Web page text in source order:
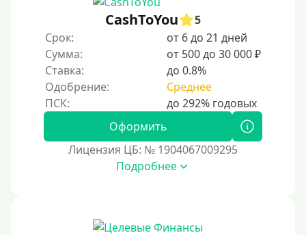
30000 руб на год
35000 руб
40000 руб
50000 руб
60000 руб
70000 руб
CashToYou
5
Срок:
от 6 до 21 дней
Сумма:
от 500 до 30 000 ₽
Ставка:
до 0.8%
Одобрение:
Среднее
Оформить
Лицензия ЦБ: № 1904067009295
Подробнее